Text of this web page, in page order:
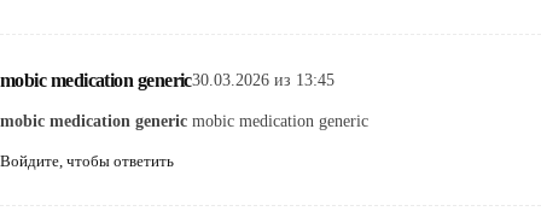
mobic medication generic30.03.2026 из 13:45
mobic medication generic mobic medication generic
Войдите, чтобы ответить